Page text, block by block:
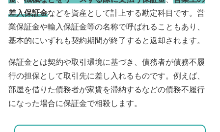
差入保証金などを資産として計上する勘定科目です。営
業保証金や輸入保証金等の名称で呼ばれることもあり、
基本的にいずれも契約期間が終了すると返却されます。
保証金とは契約や取引環境に基づき、債務者が債務不履
行の担保として取引先に差し入れるものです。例えば、
部屋を借りた債務者が家賃を滞納するなどの債務不履行
になった場合に保証金で相殺します。